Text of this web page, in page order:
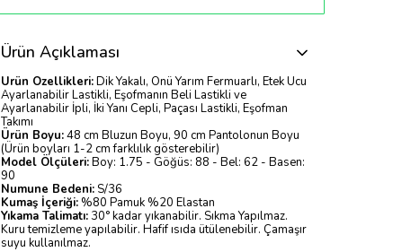
Ürün Açıklaması
Ürün Özellikleri:Dik Yakalı, Önü Yarım Fermuarlı, Etek Ucu
Ayarlanabilir Lastikli, Eşofmanın Beli Lastikli ve
Ayarlanabilir İpli, İki Yanı Cepli, Paçası Lastikli, Eşofman
Takımı
Ürün Boyu:48 cm Bluzun Boyu, 90 cm Pantolonun Boyu
(Ürün boyları 1-2 cm farklılık gösterebilir)
Model Ölçüleri:Boy: 1.75 - Göğüs: 88 - Bel: 62 - Basen:
90
Numune Bedeni: S/36
Kumaş İçeriği: %80 Pamuk %20 Elastan
Yıkama Talimatı:30° kadar yıkanabilir. Sıkma Yapılmaz.
Kuru temizleme yapılabilir. Hafif ısıda ütülenebilir. Çamaşır
suyu kullanılmaz.